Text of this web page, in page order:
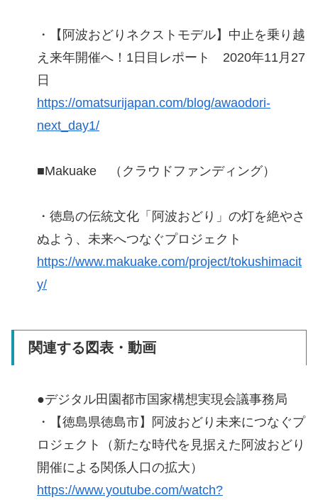
・【阿波おどりネクストモデル】中止を乗り越
え来年開催へ！1日目レポート 2020年11月27
日
https://omatsurijapan.com/blog/awaodori-
next_day1/
■Makuake （クラウドファンディング）
・徳島の伝統文化「阿波おどり」の灯を絶やさ
ぬよう、未来へつなぐプロジェクト
https://www.makuake.com/project/tokushimacit
y/
関連する図表・動画
●デジタル田園都市国家構想実現会議事務局
・【徳島県徳島市】阿波おどり未来につなぐプ
ロジェクト（新たな時代を見据えた阿波おどり
開催による関係人口の拡大）
https://www.youtube.com/watch?